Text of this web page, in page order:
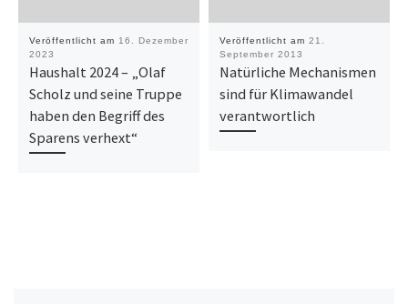
Veröffentlicht am 16. Dezember
2023
Haushalt 2024 – „Olaf
Scholz und seine Truppe
haben den Begriff des
Sparens verhext“
Veröffentlicht am 21.
September 2013
Natürliche Mechanismen
sind für Klimawandel
verantwortlich